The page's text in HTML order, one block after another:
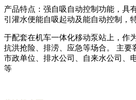
产品特点：强自吸自动控制功能，具
引灌水便能自吸起动及能自动控制，
于配套在机车一体化移动泵站上，作
抗洪抢险、排涝、应急等场合。 主要
市政单位、排水公司、自来水公司、
等